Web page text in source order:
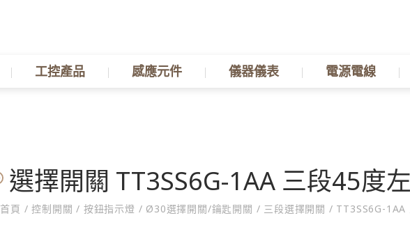
工控產品 感應元件 儀器儀表 電源電線
選擇開關 TT3SS6G-1AA 三段45度
首頁 / 控制開關/ 按鈕指示燈 / Ø30選擇開關/鑰匙開關 / 三段選擇開關 / TT3SS6G-1AA